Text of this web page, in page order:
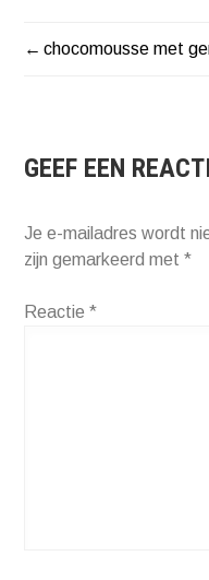
BERICHT
chocomousse met
GEEF EEN
Je e-mailadres wordt
zijn gemarkeerd met*
Reactie*